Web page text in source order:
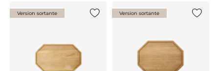
Version sortante Version sortante